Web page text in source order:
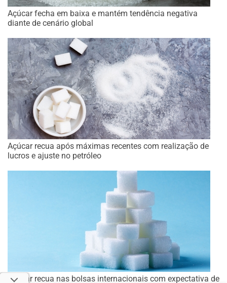
Açúcar fecha em baixa e mantém tendência negativa
diante de cenário global
Açúcar recua após máximas recentes com realização de
lucros e ajuste no petróleo
Açúcar recua nas bolsas internacionais com expectativa de